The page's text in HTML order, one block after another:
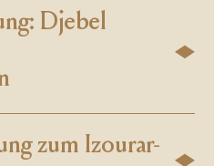
Djebel
zum Izourar-